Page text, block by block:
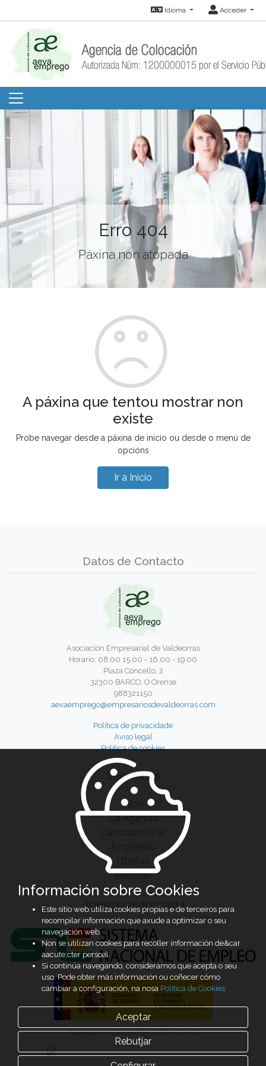
Idioma Acceder
Erro 404
Páxina non atopada
A páxina que tentou mostrar non
existe
Probe navegar desde a páxina de inicio ou desde o menú de
opcións
Ir a Inicio
Datos de Contacto
Asociación Empresarial de Valdeorras
Horario: 08.00 15.00 - 16.00 - 19.00
Plaza Concello, 2
32300 BARCO, O Orense
988321150
aevaemprego@empresariosdevaldeorras.com
Política de privacidade
Aviso legal
Política de cookies
Secciones
Inicio
La Agencia
Candidatos/as
Empresas
Ofertas
Noticias
Agencia autorizada
Agencia de Colocación 1200000015
Información sobre Cookies
Este sitio web utiliza cookies propias e de terceiros para
recompilar información que axude a optimizar o seu
navegación web.
Non se utilizan cookies para recoller información de&car
aacute;cter persoal.
Si continúa navegando, consideramos que acepta o seu
uso. Pode obter más información ou coñecer cómo
cambiar a configuración, na nosa Política de Cookies
Aceptar
Rebutjar